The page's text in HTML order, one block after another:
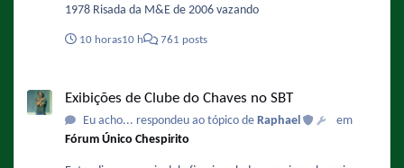
1978 Risada da M&E de 2006 vazando
10 horas10 h 761 posts
Exibições de Clube do Chaves no SBT
Eu acho... respondeu ao tópico de Raphael
em
Fórum Único Chespirito